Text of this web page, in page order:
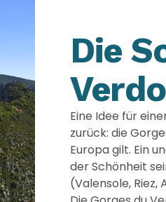
Die
Eine Idee für
zurück: die
Europa gilt. Ein
der Schönheit
(Valensole, Riez,